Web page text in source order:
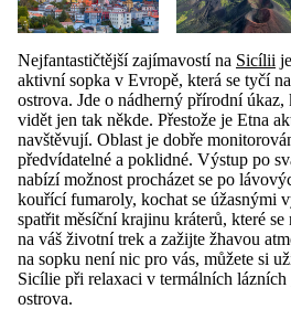
Nejfantastičtější zajímavostí na Sicílii
aktivní sopka v Evropě, která se tyčí
ostrova. Jde o nádherný přírodní úkaz,
vidět jen tak někde. Přestože je Etna
navštěvují. Oblast je dobře
předvídatelné a poklidné. Výstup po
nabízí možnost procházet se po
kouřící fumaroly, kochat se úžasnými
spatřit měsíční krajinu kráterů, které se
na váš životní trek a zažijte žhavou
na sopku není nic pro vás, můžete si
Sicílie při relaxaci v termálních lázních
ostrova.